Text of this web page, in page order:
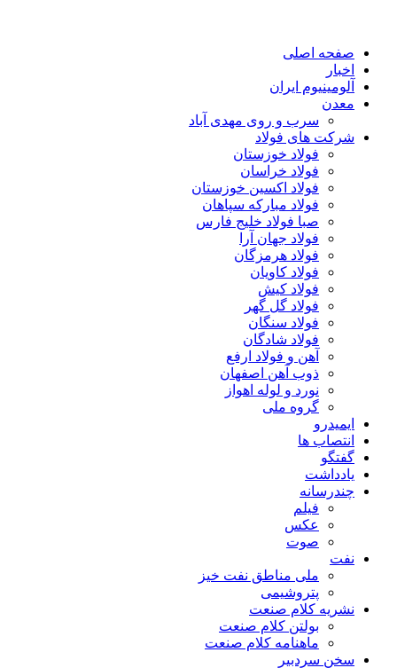
صفحه اصلی
اخبار
آلومینیوم ایران
معدن
سرب و روی مهدی آباد
شرکت های فولاد
فولاد خوزستان
فولاد خراسان
فولاد اکسین خوزستان
فولاد مبارکه سپاهان
صبا فولاد خلیج فارس
فولاد جهان آرا
فولاد هرمزگان
فولاد کاویان
فولاد کیش
فولاد گل گهر
فولاد سنگان
فولاد شادگان
آهن و فولاد ارفع
ذوب آهن اصفهان
نورد و لوله اهواز
گروه ملی
ایمیدرو
انتصاب ها
گفتگو
یادداشت
چندرسانه
فیلم
عکس
صوت
نفت
ملی مناطق نفت خیز
پتروشیمی
نشریه کلام صنعت
بولتن کلام صنعت
ماهنامه کلام صنعت
سخن سردبیر